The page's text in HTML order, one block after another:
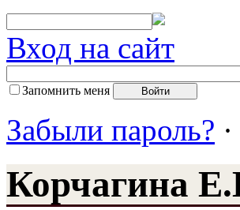
Вход на сайт
Запомнить меня
Забыли пароль? ·
Корчагина